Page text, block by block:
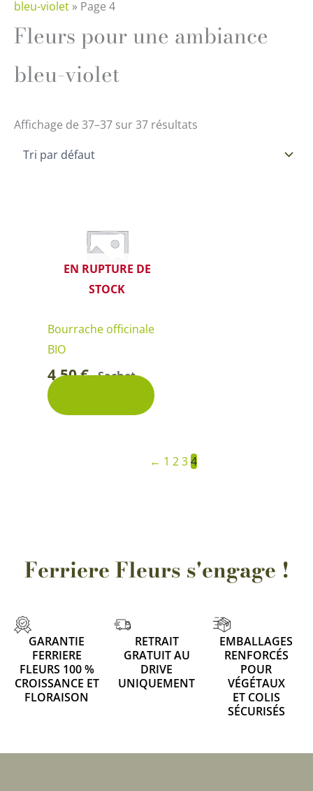
bleu-violet » Page 4
Fleurs pour une ambiance
bleu-violet
Affichage de 37–37 sur 37 résultats
EN RUPTURE DE
STOCK
Bourrache officinale
BIO
4,50€-Sachet
← 1 234
Ferriere Fleurs s'engage !
GARANTIE
FERRIERE
FLEURS 100 %
CROISSANCE ET
FLORAISON
RETRAIT
GRATUIT AU
DRIVE
UNIQUEMENT
EMBALLAGES
RENFORCÉS
POUR
VÉGÉTAUX
ET COLIS
SÉCURISÉS